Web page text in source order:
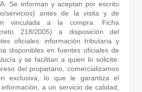
Se informan y aceptan por escrito
servicios) antes de la visita y de
vinculada a la compra. Ficha
218/2005) a disposición del
oficiales: información tributaria y
disponibles en fuentes oficiales de
y se facilitan a quien lo solicite.
del propietario, comercializamos
exclusiva, lo que le garantiza el
a un servicio de calidad,